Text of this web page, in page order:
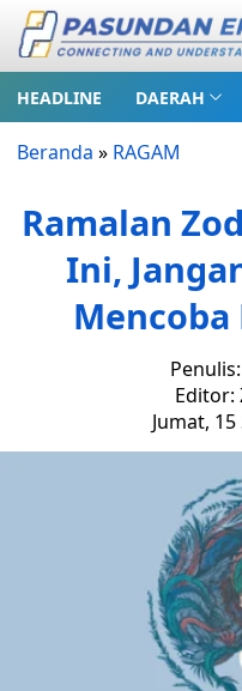
HEADLINE DAERAH
Beranda » RAGAM
Ramalan
Ini,
Mencoba
Penulis:
Editor:
Jumat, 15